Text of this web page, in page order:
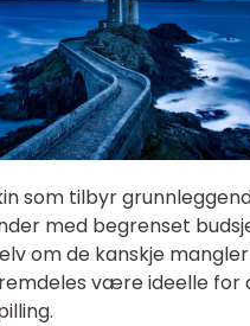
som tilbyr
med begrenset
om de kanskje
være ideelle for